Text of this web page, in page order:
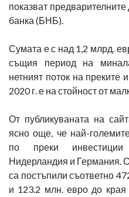
показват
банка (БНБ).
Сумата е с над 1,2 млрд.
същия период на
нетният поток на преките
2020 г. е на стойност от
От публикуваната на
ясно още, че най-
по преки
Нидерландия и Германия.
са постъпили съответно
и 123.2 млн. евро до края